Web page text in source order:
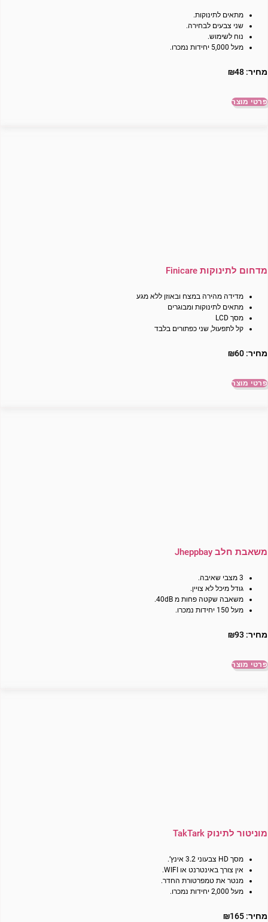
מתאים לתינוקות.
שני צבעים לבחירה.
נוח לשימוש.
מעל 5,000 יחידות נמכרו.
מחיר: ₪48
פרטי מוצר
מדחום לתינוקות Finicare
מדידה מהירה במצח ובאוזן ללא מגע
מתאים לתינוקות ומבוגרים
מסך LCD
קל לתפעול, שני כפתורים בלבד
מחיר: ₪60
פרטי מוצר
משאבת חלב Jheppbay
3 מצבי שאיבה.
גודל מיכל לא צויין.
משאבה שקטה פחות מ 40dB.
מעל 150 יחידות נמכרו.
מחיר: ₪93
פרטי מוצר
מוניטור לתינוק TakTark
מסך HD צבעוני 3.2 אינץ’.
אין צורך באינטרנט או WIFI.
מנטר את טמפרטורת החדר.
מעל 2,000 יחידות נמכרו.
מחיר: ₪165